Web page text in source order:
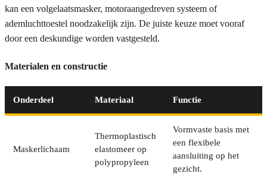
kan een volgelaatsmasker, motoraangedreven systeem of
ademluchttoestel noodzakelijk zijn. De juiste keuze moet vooraf
door een deskundige worden vastgesteld.
Materialen en constructie
Onderdeel Materiaal Functie
Maskerlichaam
Thermoplastisch
elastomeer op
polypropyleen
Vormvaste basis met
een flexibele
aansluiting op het
gezicht.